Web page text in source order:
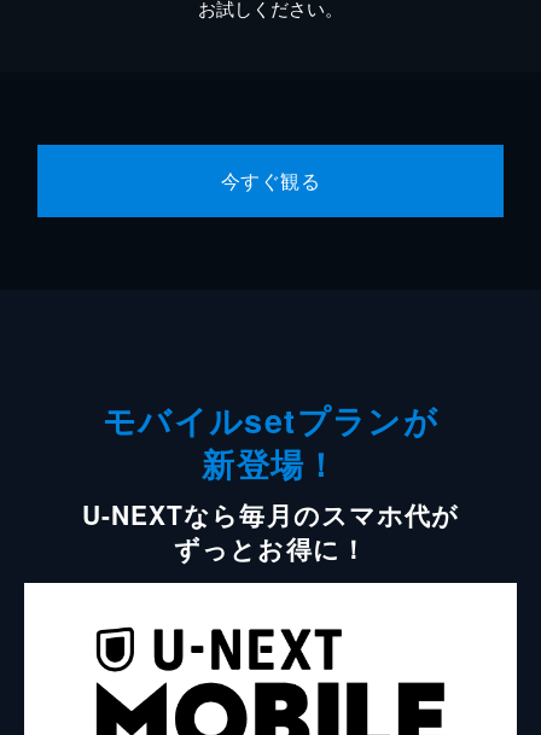
お試しください。
今すぐ観る
モバイルsetプランが
新登場！
U-NEXTなら毎月のスマホ代が
ずっとお得に！